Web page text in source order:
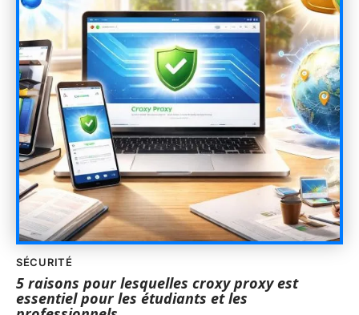
SÉCURITÉ
5 raisons pour lesquelles croxy proxy est
essentiel pour les étudiants et les